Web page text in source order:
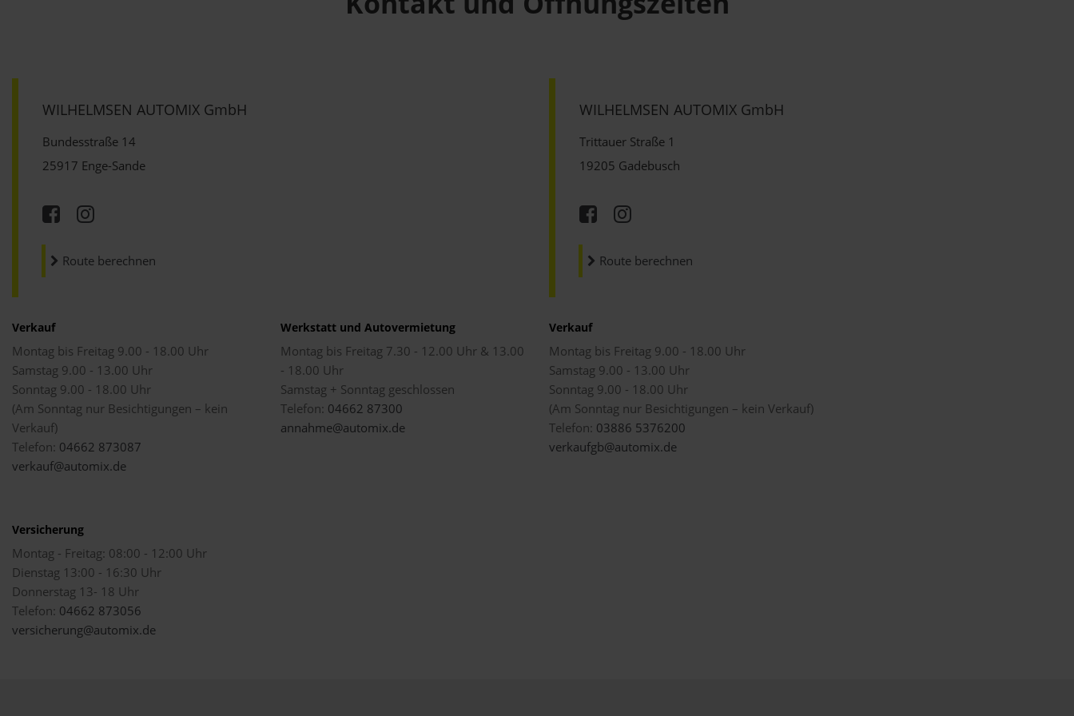
WILHELMSEN AUTOMIX GmbH
Bundesstraße 14
25917 Enge-Sande
Route berechnen
Verkauf
Montag bis Freitag 9.00 - 18.00 Uhr
Samstag 9.00 - 13.00 Uhr
Sonntag 9.00 - 18.00 Uhr
(Am Sonntag nur Besichtigungen – kein
Verkauf)
Telefon: 04662 873087
verkauf@automix.de
Werkstatt und Autovermietung
Montag bis Freitag 7.30 - 12.00 Uhr & 13.00
- 18.00 Uhr
Samstag + Sonntag geschlossen
Telefon: 04662 87300
annahme@automix.de
Versicherung
Montag - Freitag: 08:00 - 12:00 Uhr
Dienstag 13:00 - 16:30 Uhr
Donnerstag 13- 18 Uhr
Telefon: 04662 873056
versicherung@automix.de
WILHELMSEN AUTOMIX GmbH
Trittauer Straße 1
19205 Gadebusch
Route berechnen
Verkauf
Montag bis Freitag 9.00 - 18.00 Uhr
Samstag 9.00 - 13.00 Uhr
Sonntag 9.00 - 18.00 Uhr
(Am Sonntag nur Besichtigungen – kein Verkauf)
Telefon: 03886 5376200
verkaufgb@automix.de